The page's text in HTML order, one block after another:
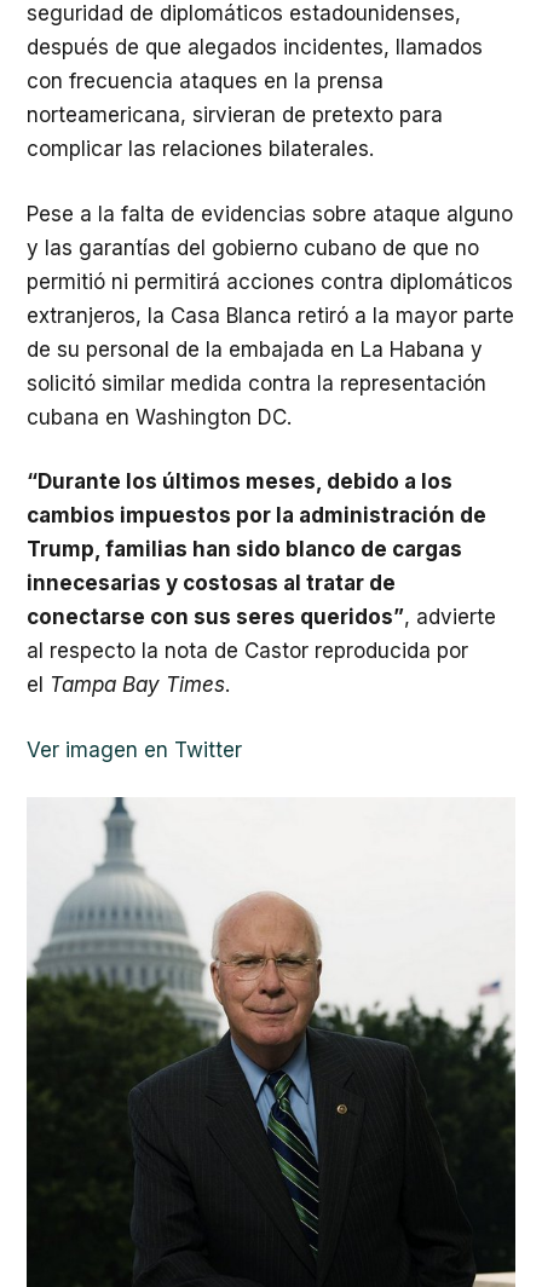
seguridad de diplomáticos estadounidenses,
después de que alegados incidentes, llamados
con frecuencia ataques en la prensa
norteamericana, sirvieran de pretexto para
complicar las relaciones bilaterales.
Pese a la falta de evidencias sobre ataque alguno
y las garantías del gobierno cubano de que no
permitió ni permitirá acciones contra diplomáticos
extranjeros, la Casa Blanca retiró a la mayor parte
de su personal de la embajada en La Habana y
solicitó similar medida contra la representación
cubana en Washington DC.
“Durante los últimos meses, debido a los
cambios impuestos por la administración de
Trump, familias han sido blanco de cargas
innecesarias y costosas al tratar de
conectarse con sus seres queridos”, advierte
al respecto la nota de Castor reproducida por
el Tampa Bay Times.
Ver imagen en Twitter